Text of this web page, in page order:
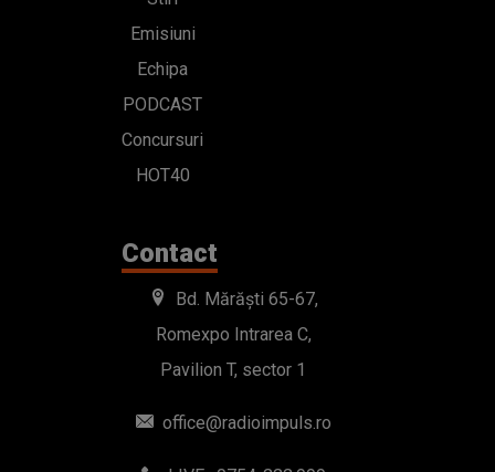
Emisiuni
Echipa
PODCAST
Concursuri
HOT40
Contact
Bd. Mărăști 65-67,
Romexpo Intrarea C,
Pavilion T, sector 1
office@radioimpuls.ro